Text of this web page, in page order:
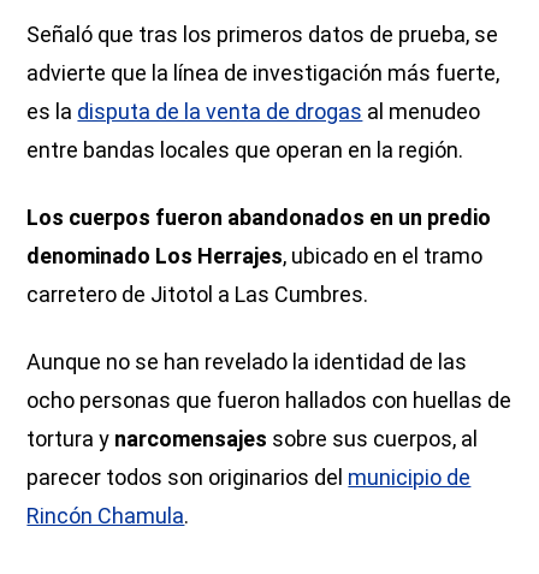
Señaló que tras los primeros datos de prueba, se
advierte que la línea de investigación más fuerte,
es la disputa de la venta de drogas al menudeo
entre bandas locales que operan en la región.
Los cuerpos fueron abandonados en un predio
denominado Los Herrajes, ubicado en el tramo
carretero de Jitotol a Las Cumbres.
Aunque no se han revelado la identidad de las
ocho personas que fueron hallados con huellas de
tortura y narcomensajes sobre sus cuerpos, al
parecer todos son originarios del municipio de
Rincón Chamula.